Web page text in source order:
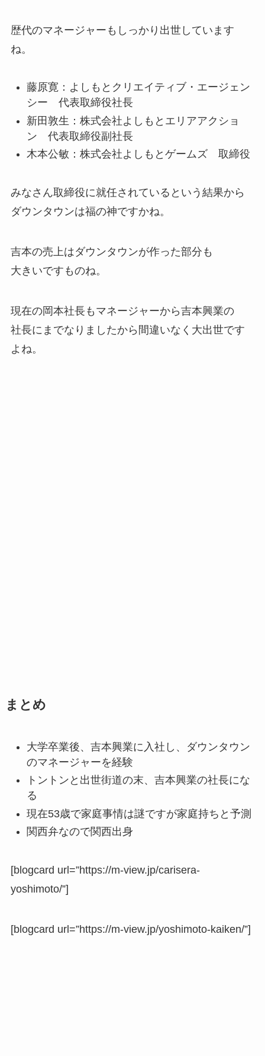
歴代のマネージャーもしっかり出世しています
ね。
藤原寛：よしもとクリエイティブ・エージェン
シー 代表取締役社長
新田敦生：株式会社よしもとエリアアクショ
ン 代表取締役副社長
木本公敏：株式会社よしもとゲームズ 取締役
みなさん取締役に就任されているという結果から
ダウンタウンは福の神ですかね。
吉本の売上はダウンタウンが作った部分も
大きいですものね。
現在の岡本社長もマネージャーから吉本興業の
社長にまでなりましたから間違いなく大出世です
よね。
まとめ
大学卒業後、吉本興業に入社し、ダウンタウン
のマネージャーを経験
トントンと出世街道の末、吉本興業の社長にな
る
現在53歳で家庭事情は謎ですが家庭持ちと予測
関西弁なので関西出身
[blogcard url=”https://m-view.jp/carisera-
yoshimoto/”]
[blogcard url=”https://m-view.jp/yoshimoto-kaiken/”]